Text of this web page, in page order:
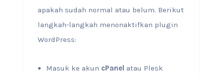
apakah sudah normal atau belum. Berikut
langkah-langkah menonaktifkan plugin
WordPress:
Masuk ke akun cPanel atau Plesk